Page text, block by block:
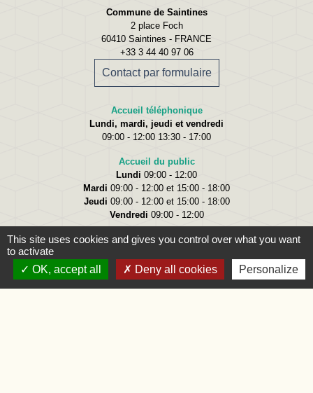
Commune de Saintines
2 place Foch
60410 Saintines - FRANCE
+33 3 44 40 97 06
Contact par formulaire
Accueil téléphonique
Lundi, mardi, jeudi et vendredi
09:00 - 12:00 13:30 - 17:00
Accueil du public
Lundi 09:00 - 12:00
Mardi 09:00 - 12:00 et 15:00 - 18:00
Jeudi 09:00 - 12:00 et 15:00 - 18:00
Vendredi 09:00 - 12:00
This site uses cookies and gives you control over what you want
to activate
OK, accept all
Deny all cookies Personalize